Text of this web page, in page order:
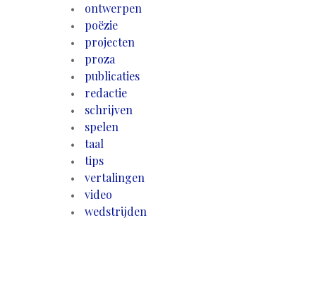
ontwerpen
poëzie
projecten
proza
publicaties
redactie
schrijven
spelen
taal
tips
vertalingen
video
wedstrijden